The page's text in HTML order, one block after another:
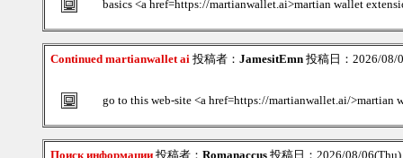
basics <a href=https://martianwallet.ai>martian wallet
Continued martianwallet ai 投稿者： JamesitEmn 投稿日：2026/
go to this web-site <a href=https://martianwallet.ai/>martian
Поиск информации 投稿者： Romanaccus 投稿日：2026/08/